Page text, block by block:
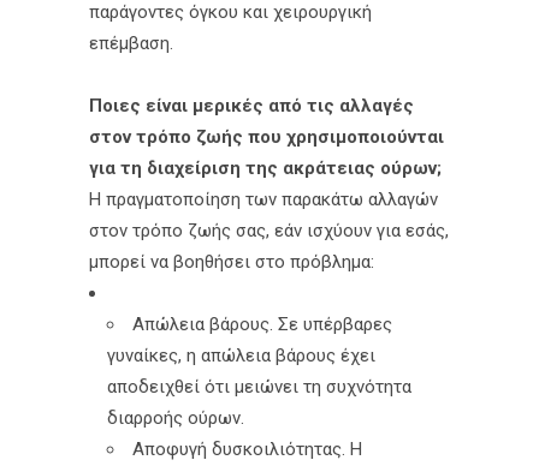
παράγοντες όγκου και χειρουργική
επέμβαση.
Ποιες είναι μερικές από τις αλλαγές
στον τρόπο ζωής που χρησιμοποιούνται
για τη διαχείριση της ακράτειας ούρων;
Η πραγματοποίηση των παρακάτω αλλαγών
στον τρόπο ζωής σας, εάν ισχύουν για εσάς,
μπορεί να βοηθήσει στο πρόβλημα:
Απώλεια βάρους. Σε υπέρβαρες
γυναίκες, η απώλεια βάρους έχει
αποδειχθεί ότι μειώνει τη συχνότητα
διαρροής ούρων.
Αποφυγή δυσκοιλιότητας. Η